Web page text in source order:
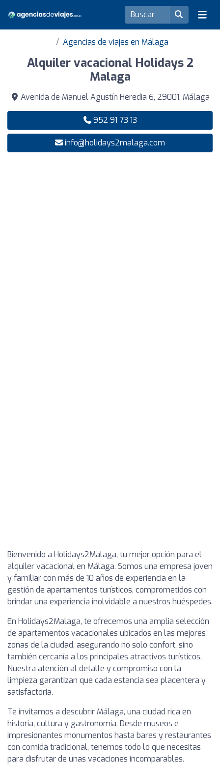
Agencias de viajes en Málaga
Alquiler vacacional Holidays 2
Malaga
Avenida de Manuel Agustín Heredia 6, 29001, Málaga
952 91 73 13
info@holidays2malaga.com
Bienvenido a Holidays2Malaga, tu mejor opción para el
alquiler vacacional en Málaga. Somos una empresa joven
y familiar con más de 10 años de experiencia en la
gestión de apartamentos turísticos, comprometidos con
brindar una experiencia inolvidable a nuestros huéspedes.
En Holidays2Malaga, te ofrecemos una amplia selección
de apartamentos vacacionales ubicados en las mejores
zonas de la ciudad, asegurando no solo confort, sino
también cercanía a los principales atractivos turísticos.
Nuestra atención al detalle y compromiso con la
limpieza garantizan que cada estancia sea placentera y
satisfactoria.
Te invitamos a descubrir Málaga, una ciudad rica en
historia, cultura y gastronomía. Desde museos e
impresionantes monumentos hasta bares y restaurantes
con comida tradicional, tenemos todo lo que necesitas
para disfrutar de unas vacaciones incomparables.